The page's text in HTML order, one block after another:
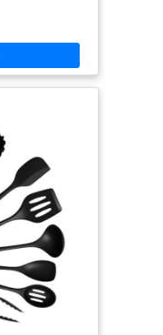
tâches de
Noël ou d'autres
qualité et
en silicone de
cuisine sont
rend cet
✨ Design
: chaque
qui
et une
sont
expérience
et passe au
est facile à
ce qui facilite
utilisation, vous
dans le
à la main.
: l'ensemble
pratique qui